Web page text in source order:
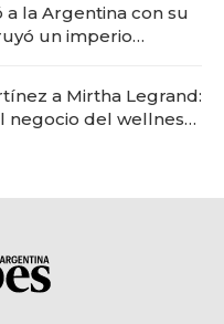
la Argentina con su
un imperio
a Mirtha Legrand:
negocio del wellness